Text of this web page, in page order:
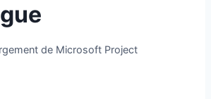
de Microsoft Project